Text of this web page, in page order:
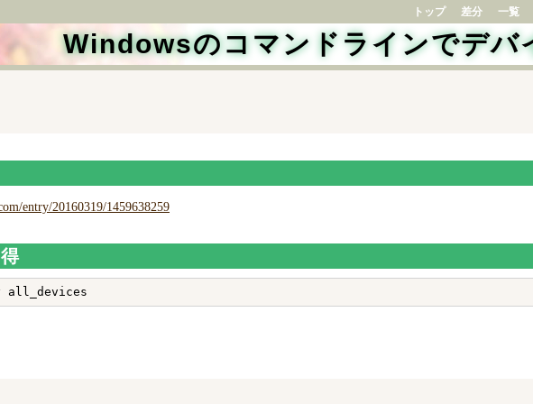
トップ 差分 一覧
Windowsのコマンドラインでデバ
entry/20160319/1459638259